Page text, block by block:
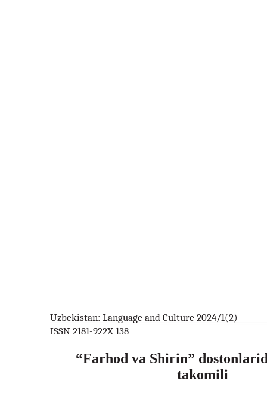
ISSN 2181-922X 138
“Farhod va Shirin”
takomili
Uzbekistan: Language and Culture 2024/1(2)